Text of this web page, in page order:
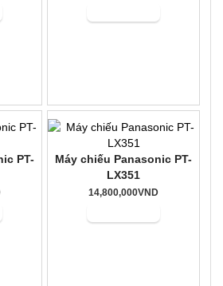
PT-
Máy chiếu Panasonic PT-
LX351
14,800,000VND